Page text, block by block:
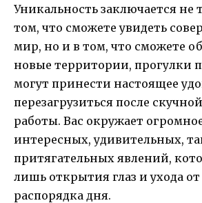
Уникальность заключается не
том, что сможете увидеть
мир, но и в том, что сможете
новые территории, прогулки
могут принести настоящее
перезагрузиться после
работы. Вас окружает
интересных, удивительных,
притягательных явлений,
лишь открытия глаз и ухода
распорядка дня.